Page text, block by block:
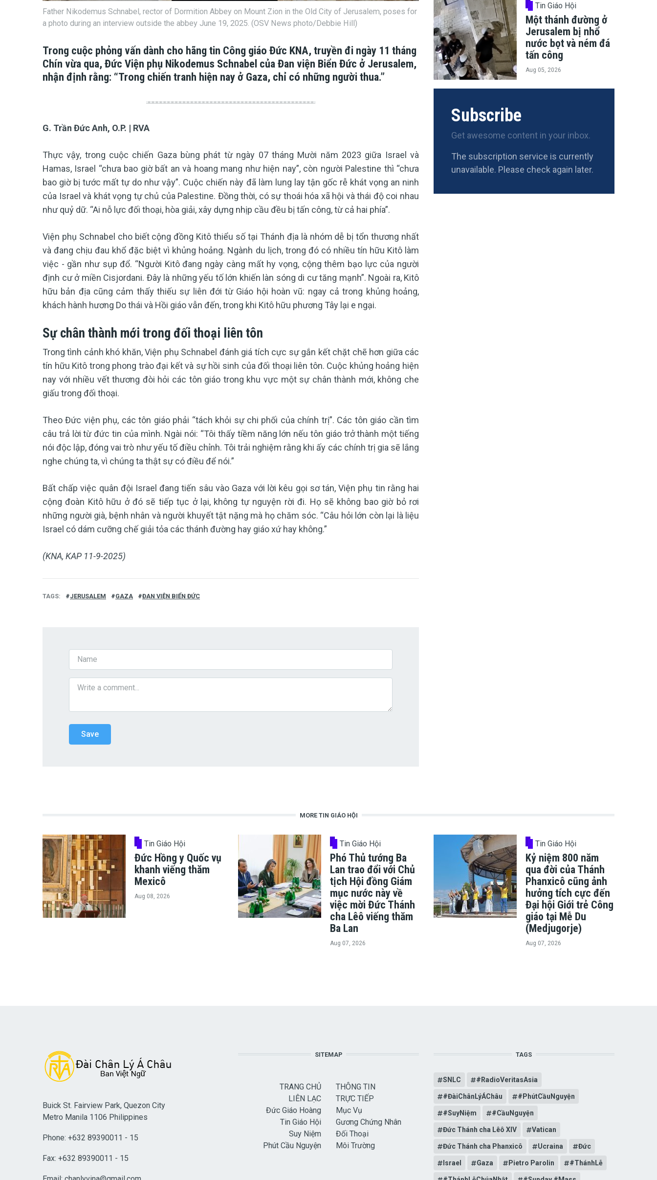
Father Nikodemus Schnabel, rector of Dormition Abbey on Mount Zion in the Old City of Jerusalem, poses for
a photo during an interview outside the abbey June 19, 2025. (OSV News photo/Debbie Hill)
Trong cuộc phỏng vấn dành cho hãng tin Công giáo Đức KNA, truyền đi ngày 11 tháng
Chín vừa qua, Đức Viện phụ Nikodemus Schnabel của Đan viện Biển Đức ở Jerusalem,
nhận định rằng: “Trong chiến tranh hiện nay ở Gaza, chỉ có những người thua.”
G. Trần Đức Anh, O.P. | RVA
Thực vậy, trong cuộc chiến Gaza bùng phát từ ngày 07 tháng Mười năm 2023 giữa Israel và
Hamas, Israel “chưa bao giờ bất an và hoang mang như hiện nay”, còn người Palestine thì “chưa
bao giờ bị tước mất tự do như vậy”. Cuộc chiến này đã làm lung lay tận gốc rễ khát vọng an ninh
của Israel và khát vọng tự chủ của Palestine. Đồng thời, có sự thoái hóa xã hội và thái độ coi nhau
như quỷ dữ. “Ai nỗ lực đối thoại, hòa giải, xây dựng nhịp cầu đều bị tấn công, từ cả hai phía”.
Viện phụ Schnabel cho biết cộng đồng Kitô thiểu số tại Thánh địa là nhóm dễ bị tổn thương nhất
và đang chịu đau khổ đặc biệt vì khủng hoảng. Ngành du lịch, trong đó có nhiều tín hữu Kitô làm
việc - gần như sụp đổ. “Người Kitô đang ngày càng mất hy vọng, cộng thêm bạo lực của người
định cư ở miền Cisjordani. Đây là những yếu tố lớn khiến làn sóng di cư tăng mạnh”. Ngoài ra, Kitô
hữu bản địa cũng cảm thấy thiếu sự liên đới từ Giáo hội hoàn vũ: ngay cả trong khủng hoảng,
khách hành hương Do thái và Hồi giáo vẫn đến, trong khi Kitô hữu phương Tây lại e ngại.
Sự chân thành mới trong đối thoại liên tôn
Trong tình cảnh khó khăn, Viện phụ Schnabel đánh giá tích cực sự gắn kết chặt chẽ hơn giữa các
tín hữu Kitô trong phong trào đại kết và sự hồi sinh của đối thoại liên tôn. Cuộc khủng hoảng hiện
nay với nhiều vết thương đòi hỏi các tôn giáo trong khu vực một sự chân thành mới, không che
giấu trong đối thoại.
Theo Đức viện phụ, các tôn giáo phải “tách khỏi sự chi phối của chính trị”. Các tôn giáo cần tìm
câu trả lời từ đức tin của mình. Ngài nói: “Tôi thấy tiềm năng lớn nếu tôn giáo trở thành một tiếng
nói độc lập, đóng vai trò như yếu tố điều chỉnh. Tôi trải nghiệm rằng khi ấy các chính trị gia sẽ lắng
nghe chúng ta, vì chúng ta thật sự có điều để nói.”
Bất chấp việc quân đội Israel đang tiến sâu vào Gaza với lời kêu gọi sơ tán, Viện phụ tin rằng hai
cộng đoàn Kitô hữu ở đó sẽ tiếp tục ở lại, không tự nguyện rời đi. Họ sẽ không bao giờ bỏ rơi
những người già, bệnh nhân và người khuyết tật nặng mà họ chăm sóc. “Câu hỏi lớn còn lại là liệu
Israel có dám cưỡng chế giải tỏa các thánh đường hay giáo xứ hay không.”
(KNA, KAP 11-9-2025)
TAGS JERUSALEM GAZA ĐAN VIỆN BIỂN ĐỨC
Tin Giáo Hội
Một thánh đường ở
Jerusalem bị nhổ
nước bọt và ném đá
tấn công
Aug 05, 2026
Subscribe
Get awesome content in your inbox.
The subscription service is currently
unavailable. Please check again later.
MORE TIN GIÁO HỘI
Tin Giáo Hội
Đức Hồng y Quốc vụ
khanh viếng thăm
Mexicô
Aug 08, 2026
Tin Giáo Hội
Phó Thủ tướng Ba
Lan trao đổi với Chủ
tịch Hội đồng Giám
mục nước này về
việc mời Đức Thánh
cha Lêô viếng thăm
Ba Lan
Aug 07, 2026
Tin Giáo Hội
Kỷ niệm 800 năm
qua đời của Thánh
Phanxicô cũng ảnh
hưởng tích cực đến
Đại hội Giới trẻ Công
giáo tại Mễ Du
(Medjugorje)
Aug 07, 2026
Buick St. Fairview Park, Quezon City
Metro Manila 1106 Philippines
Phone: +632 89390011 - 15
Fax: +632 89390011 - 15
SITEMAP
TRANG CHỦ
LIÊN LẠC
Đức Giáo Hoàng
Tin Giáo Hội
Suy Niệm
Phút Cầu Nguyện
THÔNG TIN
TRỰC TIẾP
Mục Vụ
Gương Chứng Nhân
Đối Thoại
Môi Trường
TAGS
SNLC #RadioVeritasAsia
#ĐàiChânLýÁChâu #PhútCầuNguyện
#SuyNiệm #CầuNguyện
Đức Thánh cha Lêô XIV Vatican
Đức Thánh cha Phanxicô Ucraina Đức
Israel Gaza Pietro Parolin #ThánhLễ